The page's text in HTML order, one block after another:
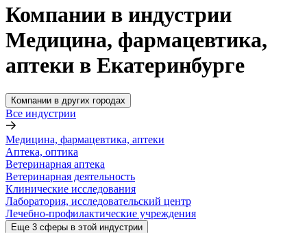
Компании в индустрии
Медицина, фармацевтика,
аптеки в Екатеринбурге
Компании в других городах
Все индустрии
Медицина, фармацевтика, аптеки
Аптека, оптика
Ветеринарная аптека
Ветеринарная деятельность
Клинические исследования
Лаборатория, исследовательский центр
Лечебно-профилактические учреждения
Еще 3 сферы в этой индустрии